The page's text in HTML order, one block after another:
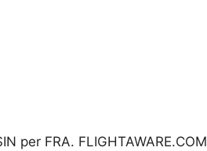
per FRA. FLIGHTAWARE.COM